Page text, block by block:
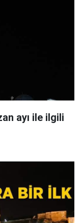
ayı ile ilgili